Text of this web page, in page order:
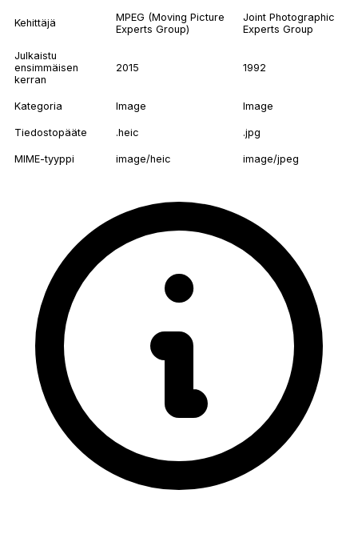
Kehittäjä
MPEG (Moving Picture
Experts Group)
Joint Photographic
Experts Group
Julkaistu
ensimmäisen
kerran
2015 1992
Kategoria Image Image
Tiedostopääte .heic .jpg
MIME-tyyppi image/heic image/jpeg